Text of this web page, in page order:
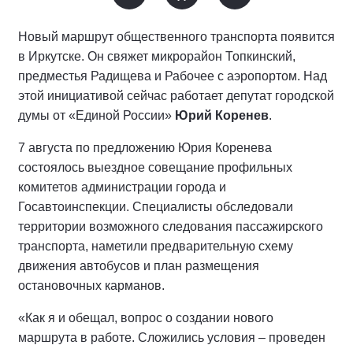
Новый маршрут общественного транспорта появится
в Иркутске. Он свяжет микрорайон Топкинский,
предместья Радищева и Рабочее с аэропортом. Над
этой инициативой сейчас работает депутат городской
думы от «Единой России» Юрий Коренев.
7 августа по предложению Юрия Коренева
состоялось выездное совещание профильных
комитетов администрации города и
Госавтоинспекции. Специалисты обследовали
территории возможного следования пассажирского
транспорта, наметили предварительную схему
движения автобусов и план размещения
остановочных карманов.
«Как я и обещал, вопрос о создании нового
маршрута в работе. Сложились условия – проведен